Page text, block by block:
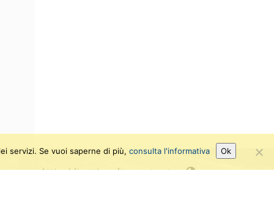
Attiva/disattiva alto contrasto
servizi. Se vuoi saperne di più, consulta l'informativa Ok